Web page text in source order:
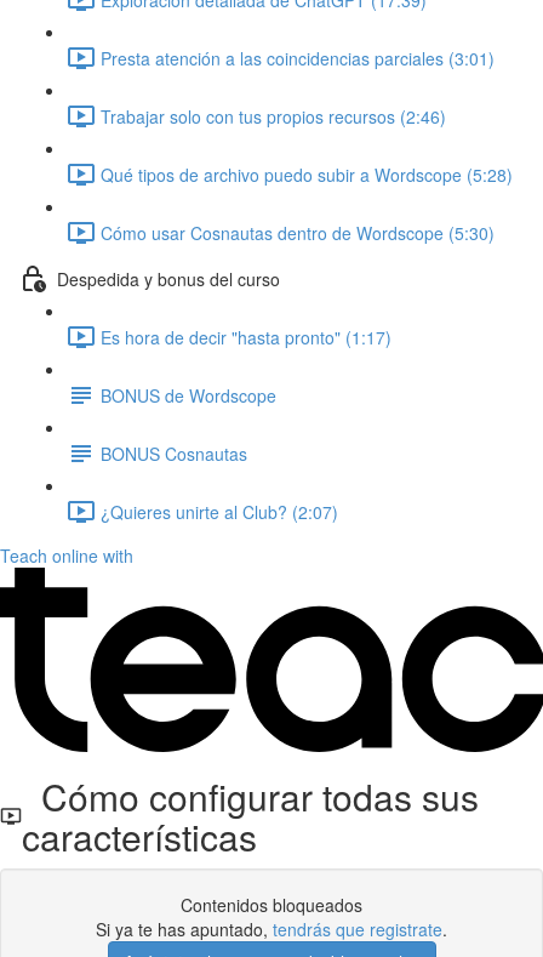
Presta atención a las coincidencias parciales (3:01)
Trabajar solo con tus propios recursos (2:46)
Qué tipos de archivo puedo subir a Wordscope (5:28)
Cómo usar Cosnautas dentro de Wordscope (5:30)
Despedida y bonus del curso
Es hora de decir "hasta pronto" (1:17)
BONUS de Wordscope
BONUS Cosnautas
¿Quieres unirte al Club? (2:07)
Teach online with
Cómo configurar todas sus
características
Contenidos bloqueados
Si ya te has apuntado, tendrás que registrate.